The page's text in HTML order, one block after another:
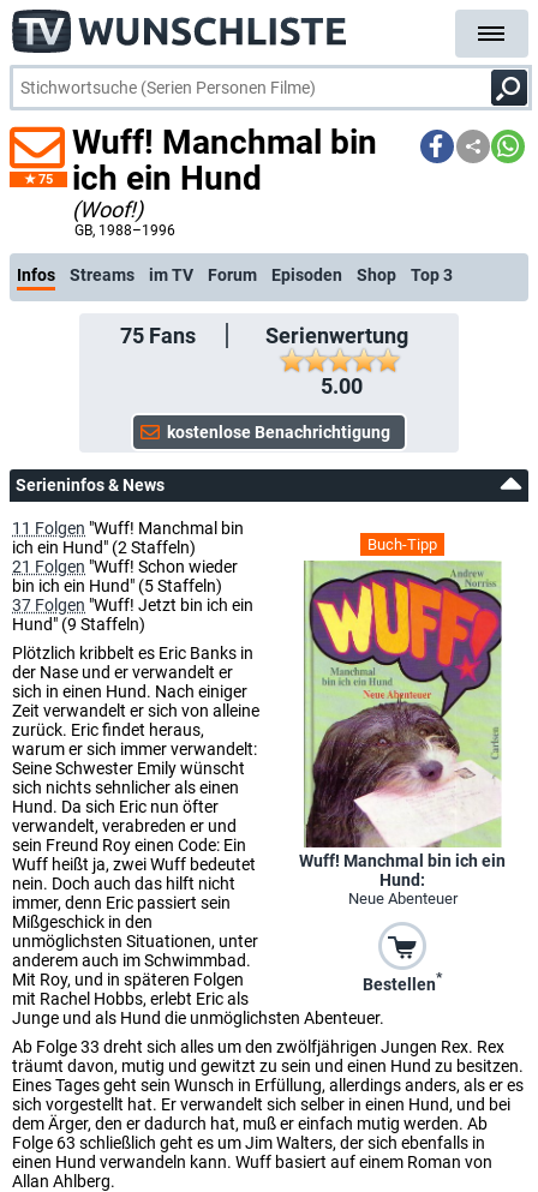
75
Wuff! Manchmal bin
ich ein Hund
(Woof!)
GB, 1988–1996
kostenlose E-Mail-Benachrichtigung bei Stream
Infos Streams im TV Forum Episoden Shop Top 3
75Fans
Serienwertung
5.00
Serieninfos & News
Buch-Tipp
Wuff! Manchmal bin ich ein
Hund:
Neue Abenteuer
Bestellen*
11 Folgen "Wuff! Manchmal bin
ich ein Hund" (2 Staffeln)
21 Folgen "Wuff! Schon wieder
bin ich ein Hund" (5 Staffeln)
37 Folgen "Wuff! Jetzt bin ich ein
Hund" (9 Staffeln)
Plötzlich kribbelt es Eric Banks in
der Nase und er verwandelt er
sich in einen Hund. Nach einiger
Zeit verwandelt er sich von alleine
zurück. Eric findet heraus,
warum er sich immer verwandelt:
Seine Schwester Emily wünscht
sich nichts sehnlicher als einen
Hund. Da sich Eric nun öfter
verwandelt, verabreden er und
sein Freund Roy einen Code: Ein
Wuff heißt ja, zwei Wuff bedeutet
nein. Doch auch das hilft nicht
immer, denn Eric passiert sein
Mißgeschick in den
unmöglichsten Situationen, unter
anderem auch im Schwimmbad.
Mit Roy, und in späteren Folgen
mit Rachel Hobbs, erlebt Eric als
Junge und als Hund die unmöglichsten Abenteuer.
Ab Folge 33 dreht sich alles um den zwölfjährigen Jungen Rex. Rex
träumt davon, mutig und gewitzt zu sein und einen Hund zu besitzen.
Eines Tages geht sein Wunsch in Erfüllung, allerdings anders, als er es
sich vorgestellt hat. Er verwandelt sich selber in einen Hund, und bei
dem Ärger, den er dadurch hat, muß er einfach mutig werden. Ab
Folge 63 schließlich geht es um Jim Walters, der sich ebenfalls in
einen Hund verwandeln kann. Wuff basiert auf einem Roman von
Allan Ahlberg.